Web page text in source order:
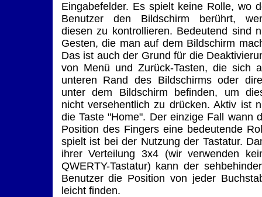
Eingabefelder. Es spielt keine Rolle, wo
Benutzer den Bildschirm berührt,
diesen zu kontrollieren. Bedeutend sind
Gesten, die man auf dem Bildschirm
Das ist auch der Grund für die
von Menü und Zurück-Tasten, die sich
unteren Rand des Bildschirms oder
unter dem Bildschirm befinden, um
nicht versehentlich zu drücken. Aktiv ist
die Taste "Home". Der einzige Fall wann
Position des Fingers eine bedeutende
spielt ist bei der Nutzung der Tastatur.
ihrer Verteilung 3x4 (wir verwenden
QWERTY-Tastatur) kann der
Benutzer die Position von jeder
leicht finden.